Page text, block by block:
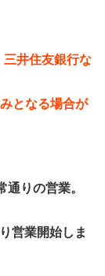
井住友銀行な
となる場合が
りの営業。
営業開始しま